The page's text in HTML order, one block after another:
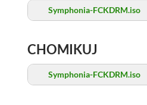
Symphonia-FCKDRM.iso
CHOMIKUJ
Symphonia-FCKDRM.iso